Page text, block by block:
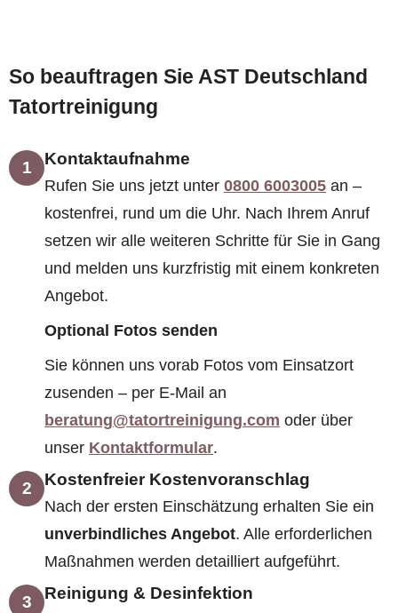
So beauftragen Sie AST Deutschland
Tatortreinigung
1 Kontaktaufnahme
Rufen Sie uns jetzt unter 0800 6003005 an –
kostenfrei, rund um die Uhr. Nach Ihrem Anruf
setzen wir alle weiteren Schritte für Sie in Gang
und melden uns kurzfristig mit einem konkreten
Angebot.
Optional Fotos senden
Sie können uns vorab Fotos vom Einsatzort
zusenden – per E-Mail an
beratung@tatortreinigung.com oder über
unser Kontaktformular.
2 Kostenfreier Kostenvoranschlag
Nach der ersten Einschätzung erhalten Sie ein
unverbindliches Angebot. Alle erforderlichen
Maßnahmen werden detailliert aufgeführt.
3 Reinigung & Desinfektion